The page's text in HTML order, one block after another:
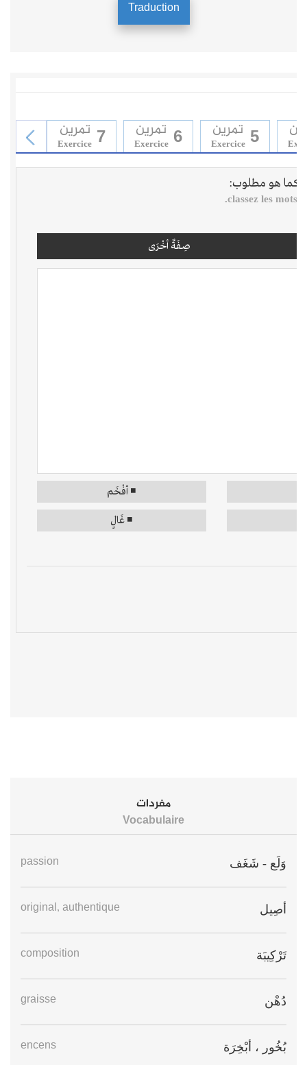
Traduction
مفردات
Vocabulaire
وَلَع - شَغَف passion
أصِيل original, authentique
تَرْكِيبَة composition
دُهْن graisse
بُخُور ، أبْخِرَة encens